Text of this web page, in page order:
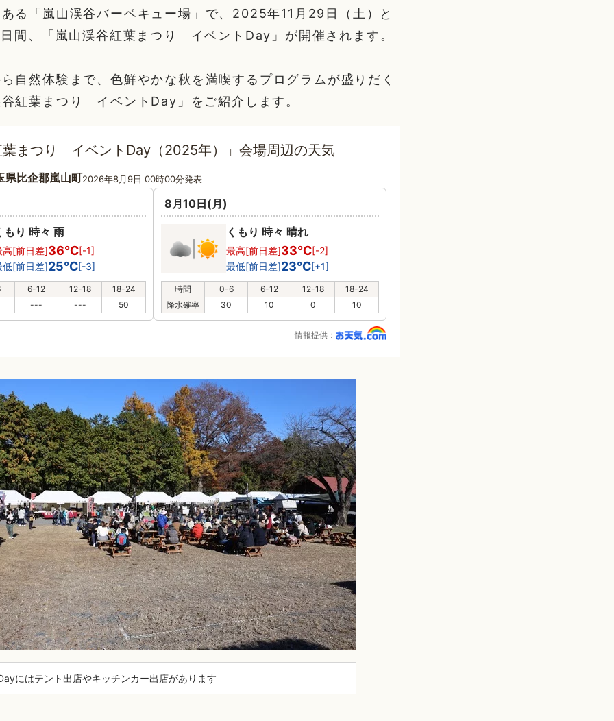
る「嵐山渓谷バーベキュー場」で、2025年11月29日（土）と
間、「嵐山渓谷紅葉まつり イベントDay」が開催されます。
自然体験まで、色鮮やかな秋を満喫するプログラムが盛りだく
紅葉まつり イベントDay」をご紹介します。
葉まつり イベントDay（2025年）」会場周辺の天気
県比企郡嵐山町2026年8月9日 00時00分発表
もり 時々 雨
高[前日差]36℃[-1]
低[前日差]25℃[-3]
6-12 12-18
18-24
---
--- 50
8月10日(月)
くもり 時々 晴れ
最高[前日差]33℃[-2]
最低[前日差]23℃[+1]
時間 0-6 6-12 12-18
18-24
降水確率
30 10 0 10
情報提供：
にはテント出店やキッチンカー出店があります